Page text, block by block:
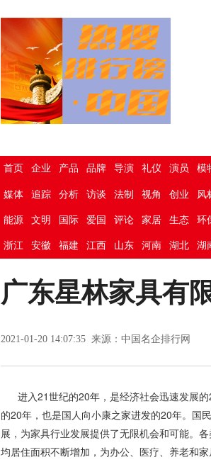
首页 企业 产品 品牌 导演 礼仪 演员 模
媒体 追踪 分析 访谈 法制 视角 创业 风
能源 文明 国际 爱国 评论 家居 生态 环
浙江 安徽 福建 江西 山东 河南 湖北 湖
广东星林家具有
2021-01-20 14:07:35 来源：中国名企排行网
进入21世纪的20年，是经济社会迅速发展的
的20年，也是国人向小康之家进发的20年。国
展，为家具行业发展提供了无限机会和可能。
均居住面积不断增加，为办公、医疗、养老和